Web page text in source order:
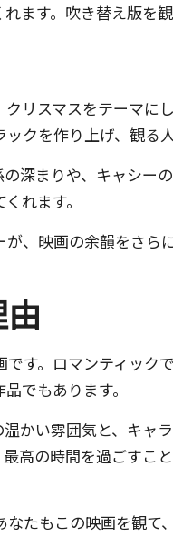
す。吹き替え版を
リスマスをテーマに
クを作り上げ、観る
深まりや、キャシー
れます。
、映画の余韻をさら
す。ロマンティッ
でもあります。
かい雰囲気と、キャ
高の時間を過ごすこと
たもこの映画を観て